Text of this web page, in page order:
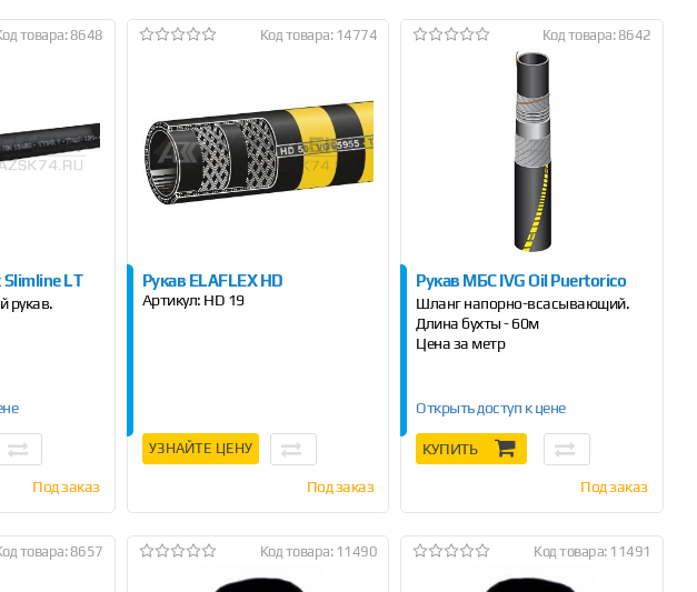
товара: 8648
LT
рукав.
Под заказ
Код товара: 14774
Рукав ELAFLEX HD
Артикул: HD 19
УЗНАЙТЕ ЦЕНУ
Под заказ
Код товара: 8642
Рукав МБС IVG Oil Puertorico
Шланг напорно-всасывающий.
Длина бухты - 60м
Цена за метр
Открыть доступ к цене
КУПИТЬ
Под заказ
товара: 8657 Код товара: 11490 Код товара: 11491